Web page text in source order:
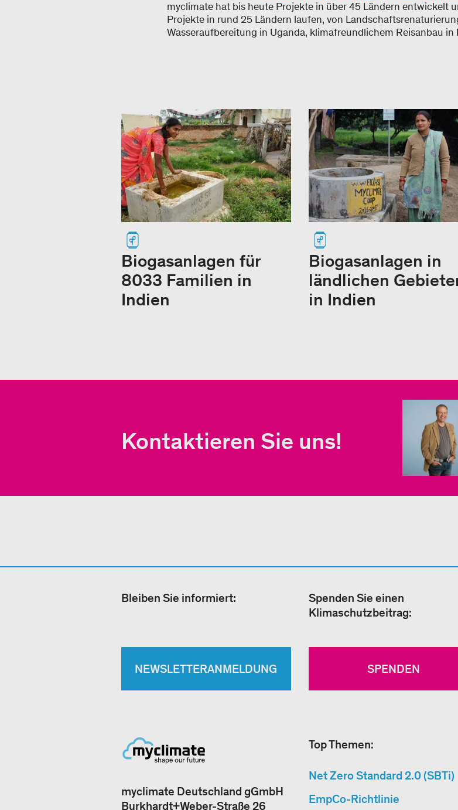
myclimate hat bis heute Projekte in über 45 Ländern entwickelt
Projekte in rund 25 Ländern laufen, von
Wasseraufbereitung in Uganda, klimafreundlichem Reisanbau
Biogasanlagen für
8033 Familien in
Indien
Biogasanlagen in
ländlichen
in Indien
Kontaktieren Sie uns!
Bleiben Sie informiert:
NEWSLETTERANMELDUNG
Spenden Sie einen
Klimaschutzbeitrag:
SPENDEN
myclimate Deutschland gGmbH
Burkhardt+Weber-Straße 26
Top Themen:
Net Zero Standard 2.0 (SBTi)
EmpCo-Richtlinie